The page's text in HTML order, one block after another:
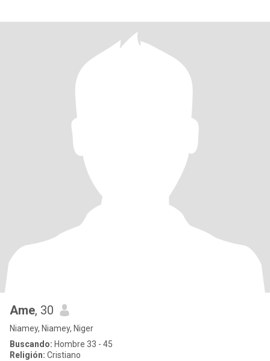
Ame, 30
Niamey, Niamey, Niger
Buscando: Hombre 33 - 45
Religión: Cristiano